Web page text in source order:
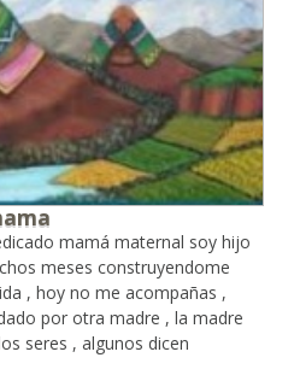
mamá maternal soy hijo
meses construyendome
, hoy no me acompañas ,
por otra madre , la madre
seres , algunos dicen